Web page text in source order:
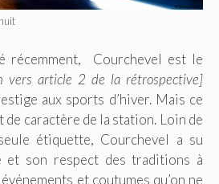
récemment, Courchevel est le
vers article 2 de la rétrospective]
aux sports d’hiver. Mais ce
de caractère de la station. Loin de
étiquette, Courchevel a su
et son respect des traditions à
et coutumes qu’on ne